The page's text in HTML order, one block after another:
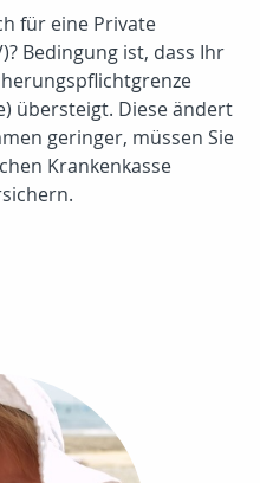
für eine Private
Bedingung ist, dass Ihr
übersteigt. Diese ändert
geringer, müssen Sie
Krankenkasse